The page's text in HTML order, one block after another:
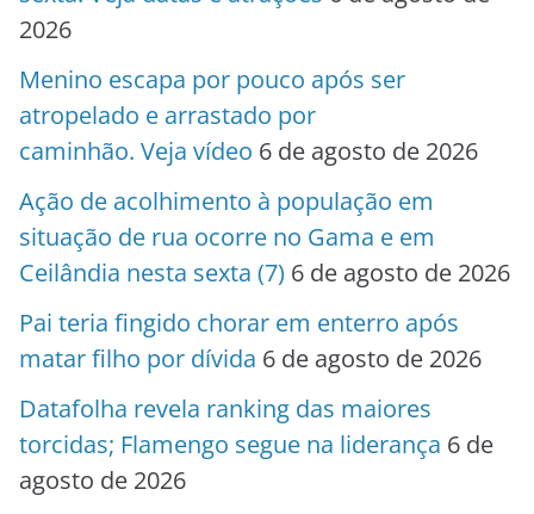
2026
Menino escapa por pouco após ser
atropelado e arrastado por
caminhão. Veja vídeo 6 de agosto de 2026
Ação de acolhimento à população em
situação de rua ocorre no Gama e em
Ceilândia nesta sexta (7) 6 de agosto de 2026
Pai teria fingido chorar em enterro após
matar filho por dívida 6 de agosto de 2026
Datafolha revela ranking das maiores
torcidas; Flamengo segue na liderança 6 de
agosto de 2026